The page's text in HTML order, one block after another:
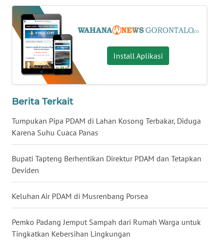
Install Aplikasi
Berita Terkait
Tumpukan Pipa PDAM di Lahan Kosong Terbakar, Diduga
Karena Suhu Cuaca Panas
Bupati Tapteng Berhentikan Direktur PDAM dan Tetapkan
Deviden
Keluhan Air PDAM di Musrenbang Porsea
Pemko Padang Jemput Sampah dari Rumah Warga untuk
Tingkatkan Kebersihan Lingkungan
WN
NUSANTARA
WN
JOGJA
JATIM
KALBAR
WN
KALTENG
WN